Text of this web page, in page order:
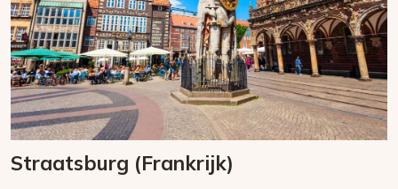
Straatsburg (Frankrijk)